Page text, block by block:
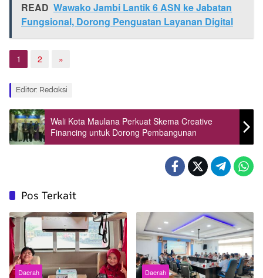
READ Wawako Jambi Lantik 6 ASN ke Jabatan
Fungsional, Dorong Penguatan Layanan Digital
1 2 »
Editor: Redaksi
Wali Kota Maulana Perkuat Skema Creative
Financing untuk Dorong Pembangunan
Pos Terkait
Daerah Daerah